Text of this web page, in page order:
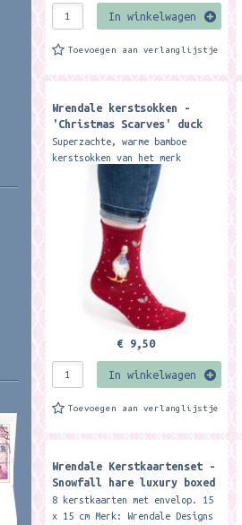
In winkelwagen
Toevoegen aan verlanglijstje
Wrendale kerstsokken -
'Christmas Scarves' duck
socks
Superzachte, warme bamboe
kerstsokken van het merk
Wrendale Designs. De sokken
zijn gemaakt van 100% Oeko-Tex
bamboe. Het materiaal is zacht,
€ 9,50
In winkelwagen
Toevoegen aan verlanglijstje
Wrendale Kerstkaartenset -
Snowfall hare luxury boxed
Christmas cards
8 kerstkaarten met envelop. 15
x 15 cm Merk: Wrendale Designs